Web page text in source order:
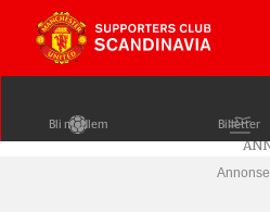
Bli medlem Billetter
Annonse